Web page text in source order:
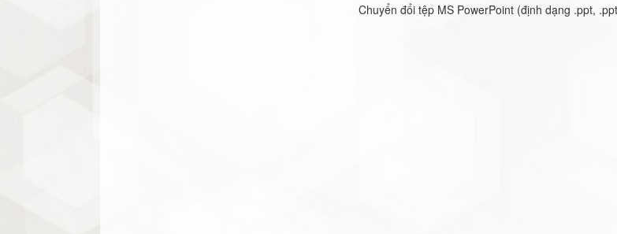
Chuyển đổi tệp MS PowerPoint (định dạng .ppt,